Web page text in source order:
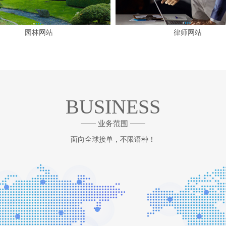
园林网站 律师网站
BUSINESS
—— 业务范围 ——
面向全球接单，不限语种！